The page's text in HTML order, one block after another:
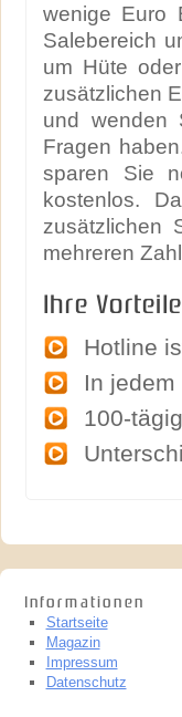
wenige Euro
Salebereich
um Hüte
zusätzlichen
und wenden
Fragen
sparen Sie
kostenlos.
zusätzlichen
mehreren
Ihre
Hotline
In
100-
Informationen
Startseite
Magazin
Impressum
Datenschutz